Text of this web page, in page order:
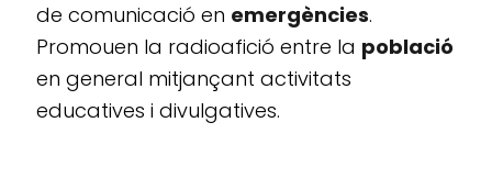
de comunicació en emergències.
Promouen la radioafició entre la població
en general mitjançant activitats
educatives i divulgatives.